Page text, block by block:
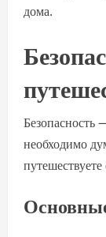
дома.
Безопасность
необходимо